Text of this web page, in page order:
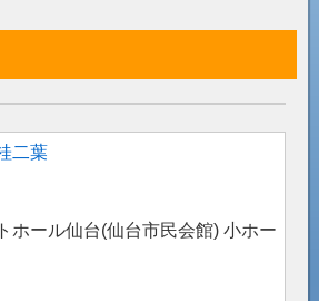
二葉
ホール仙台(仙台市民会館) 小ホー